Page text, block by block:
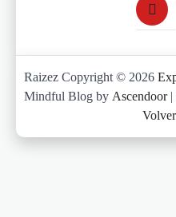
Raizez Copyright © 2026
Mindful Blog by Ascendoor|